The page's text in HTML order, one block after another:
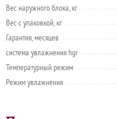
Вес наружного блока, кг
Вес с упаковкой, кг
Гарантия, месяцев
система увлажнения hgr
Температурный режим
Режим увлажнения